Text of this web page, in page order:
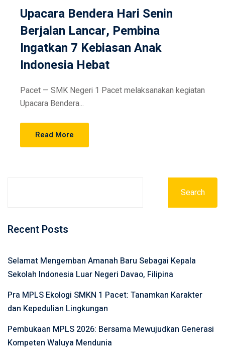
Upacara Bendera Hari Senin
Berjalan Lancar, Pembina
Ingatkan 7 Kebiasan Anak
Indonesia Hebat
Pacet — SMK Negeri 1 Pacet melaksanakan kegiatan
Upacara Bendera...
Read More
Search
Recent Posts
Selamat Mengemban Amanah Baru Sebagai Kepala
Sekolah Indonesia Luar Negeri Davao, Filipina
Pra MPLS Ekologi SMKN 1 Pacet: Tanamkan Karakter
dan Kepedulian Lingkungan
Pembukaan MPLS 2026: Bersama Mewujudkan Generasi
Kompeten Waluya Mendunia